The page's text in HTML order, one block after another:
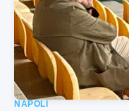
NAPOLI